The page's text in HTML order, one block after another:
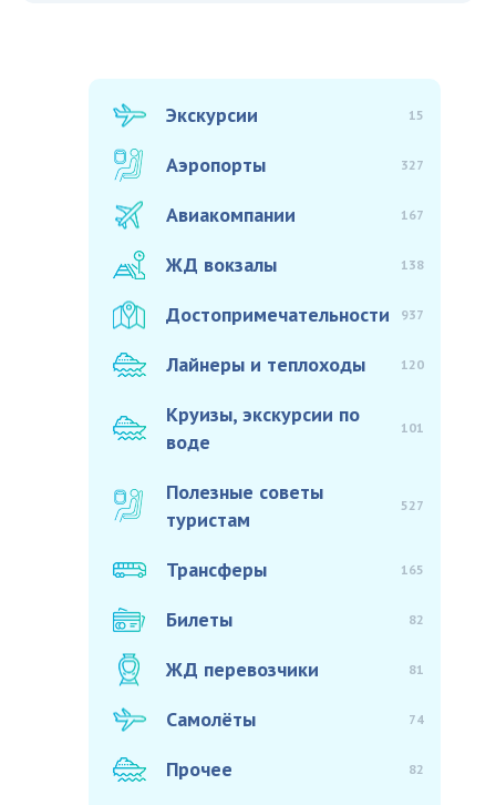
Экскурсии 15
Аэропорты 327
Авиакомпании 167
ЖД вокзалы 138
Достопримечательности 937
Лайнеры и теплоходы 120
Круизы, экскурсии по
воде
101
Полезные советы
туристам
527
Трансферы 165
Билеты 82
ЖД перевозчики 81
Самолёты 74
Прочее 82